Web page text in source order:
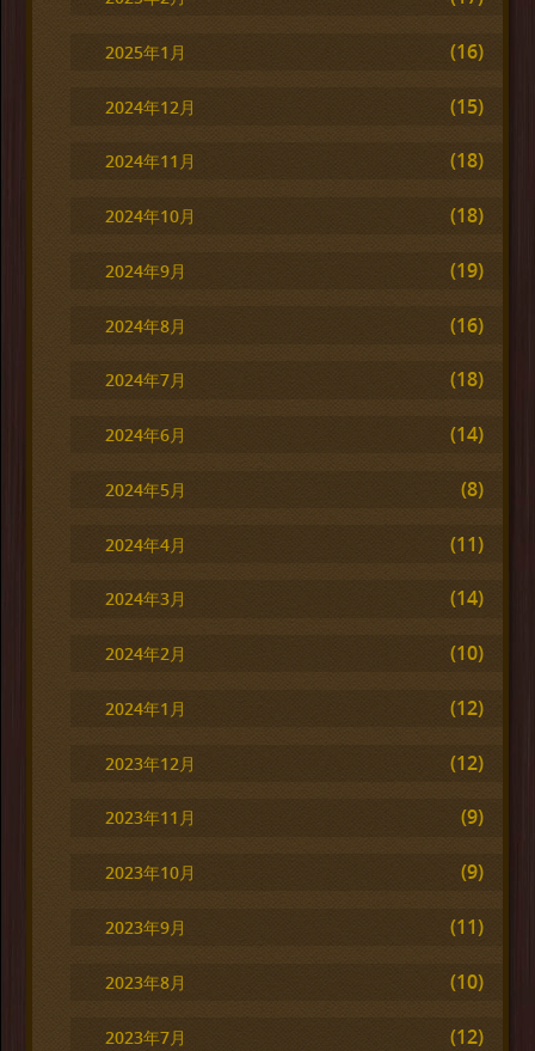
2025年1月 (16)
2024年12月 (15)
2024年11月 (18)
2024年10月 (18)
2024年9月 (19)
2024年8月 (16)
2024年7月 (18)
2024年6月 (14)
2024年5月 (8)
2024年4月 (11)
2024年3月 (14)
2024年2月 (10)
2024年1月 (12)
2023年12月 (12)
2023年11月 (9)
2023年10月 (9)
2023年9月 (11)
2023年8月 (10)
2023年7月 (12)